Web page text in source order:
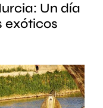
Un día
exóticos